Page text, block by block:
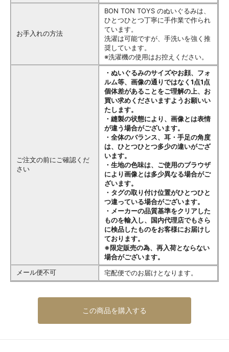
お手入れの方法
BON TON TOYS のぬいぐるみは、
ひとつひとつ丁寧に手作業で作られ
ています。
洗濯は可能ですが、手洗いを強く推
奨しています。
※洗濯機の使用はお控えください。
ご注文の前にご確認くだ
さい
・ぬいぐるみのサイズやお顔、フォ
ルム等、画像の通りではなく1点1点
個体差があることをご理解の上、お
買い求めくださいますようお願いい
たします。
・縫製の状態により、画像とは表情
が違う場合がございます。
・全体のバランス、耳・手足の角度
は、ひとつひとつ多少の違いがござ
います。
・生地の色味は、ご使用のブラウザ
により画像とは多少異なる場合がご
ざいます。
・タグの取り付け位置がひとつひと
つ違っている場合がございます。
・メーカーの品質基準をクリアした
ものを輸入し、国内代理店でもさら
に検品したものをお客様にお届けし
ております。
※限定販売の為、再入荷とならない
場合がございます。
メール便不可
宅配便でのお届けとなります。
この商品を購入する